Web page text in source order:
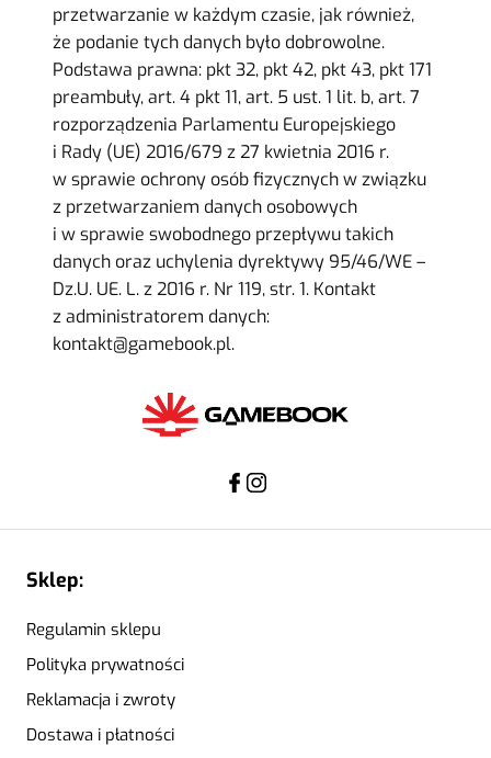
przetwarzanie w każdym czasie, jak również,
że podanie tych danych było dobrowolne.
Podstawa prawna: pkt 32, pkt 42, pkt 43, pkt 171
preambuły, art. 4 pkt 11, art. 5 ust. 1 lit. b, art. 7
rozporządzenia Parlamentu Europejskiego
i Rady (UE) 2016/679 z 27 kwietnia 2016 r.
w sprawie ochrony osób fizycznych w związku
z przetwarzaniem danych osobowych
i w sprawie swobodnego przepływu takich
danych oraz uchylenia dyrektywy 95/46/WE –
Dz.U. UE. L. z 2016 r. Nr 119, str. 1. Kontakt
z administratorem danych:
kontakt@gamebook.pl.
Sklep:
Regulamin sklepu
Polityka prywatności
Reklamacja i zwroty
Dostawa i płatności